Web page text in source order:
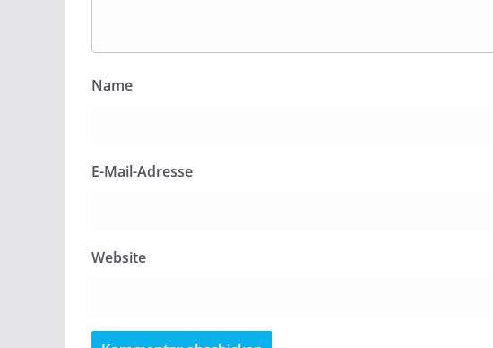
Name
E-Mail-Adresse
Website